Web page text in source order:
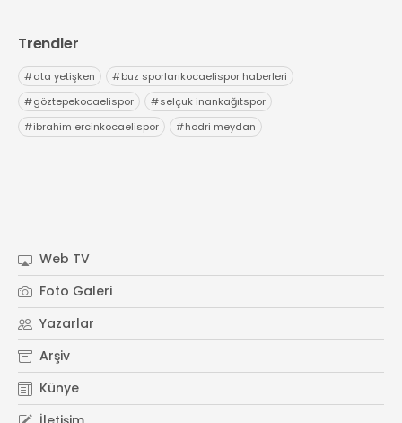
Trendler
#ata yetişken #buz sporlarıkocaelispor haberleri
#göztepekocaelispor #selçuk inankağıtspor
#ibrahim ercinkocaelispor #hodri meydan
Web TV
Foto Galeri
Yazarlar
Arşiv
Künye